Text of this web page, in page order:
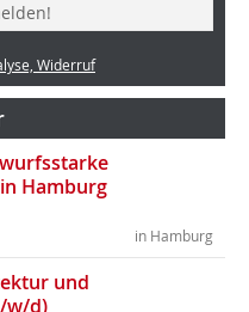
Widerruf
Hamburg
in Hamburg
und
w/d)